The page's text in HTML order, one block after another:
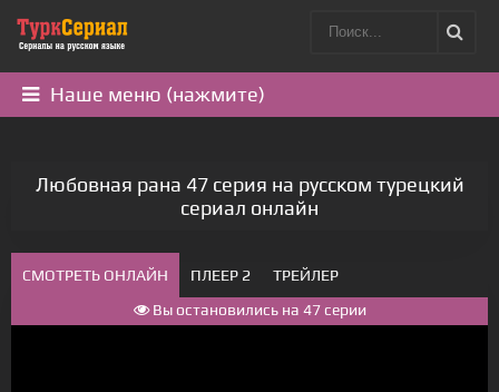
Наше меню (нажмите)
Любовная рана 47 серия на русском турецкий
сериал онлайн
СМОТРЕТЬ ОНЛАЙН ПЛЕЕР 2
ТРЕЙЛЕР
Вы остановились на 47 серии